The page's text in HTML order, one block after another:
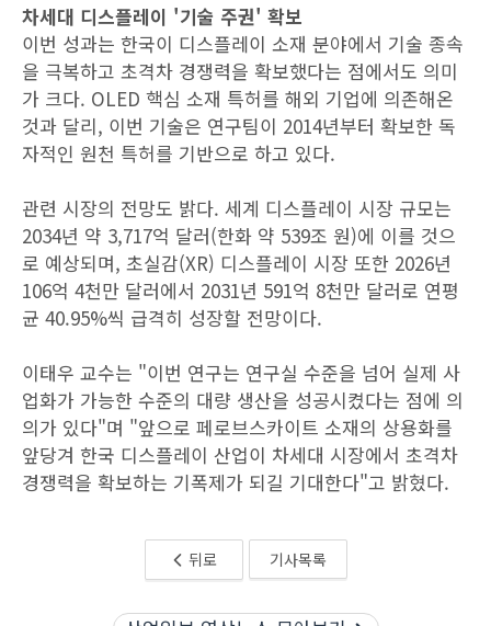
차세대 디스플레이 '기술 주권' 확보
이번 성과는 한국이 디스플레이 소재 분야에서 기술 종속
을 극복하고 초격차 경쟁력을 확보했다는 점에서도 의미
가 크다. OLED 핵심 소재 특허를 해외 기업에 의존해온
것과 달리, 이번 기술은 연구팀이 2014년부터 확보한 독
자적인 원천 특허를 기반으로 하고 있다.
관련 시장의 전망도 밝다. 세계 디스플레이 시장 규모는
2034년 약 3,717억 달러(한화 약 539조 원)에 이를 것으
로 예상되며, 초실감(XR) 디스플레이 시장 또한 2026년
106억 4천만 달러에서 2031년 591억 8천만 달러로 연평
균 40.95%씩 급격히 성장할 전망이다.
이태우 교수는 "이번 연구는 연구실 수준을 넘어 실제 사
업화가 가능한 수준의 대량 생산을 성공시켰다는 점에 의
의가 있다"며 "앞으로 페로브스카이트 소재의 상용화를
앞당겨 한국 디스플레이 산업이 차세대 시장에서 초격차
경쟁력을 확보하는 기폭제가 되길 기대한다"고 밝혔다.
뒤로 기사목록